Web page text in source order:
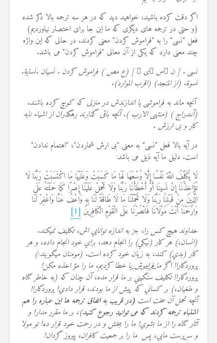
اگر دقت کرده باشید، خواهید دید که در هر سه ترجمه بالا ذکر شده
(و حتی در ترجمه های دیگری که ما این جا برای اختصار نیاوردیم)
فعل "نسی" را به "فراموش کردن" معنی کردند. در حالی که این واژه
چند معنی دارد که یکی از آن معانی "فراموش کردن" می باشد.
نسی . [ ن َس ْی ْ ] (ع مص ) فراموش کردن . نسیان .نسایة.
نسوة. (از المنجد) (اقرب الموارد).
آنچه ماند به فراموشی یا اندازندش در منزلی که کوچ کرده باشند.
(آنندراج ) (منتهی الارب ). آنچه باقی گذارند رهگذران از اشیاء نابه
کار و بی ارزش .
در آیه بالا فعل "نسی" به معنی "بی ارش شماردن"، "اهتمام ندادن"
است. دلیل ما آیه ذیل می باشد:
لَا يُكَلِّفُ اللَّهُ نَفْسًا إِلَّا وُسْعَهَا لَهَا مَا كَسَبَتْ وَعَلَيْهَا مَا اكْتَسَبَتْ رَبَّنَا لَا
تُؤَاخِذْنَا إِنْ نَسِينَا أَوْ أَخْطَأْنَا رَبَّنَا وَلَا تَحْمِلْ عَلَيْنَا إِصْرًا كَمَا حَمَلْتَهُ عَلَى
الَّذِينَ مِنْ قَبْلِنَا رَبَّنَا وَلَا تُحَمِّلْنَا مَا لَا طَاقَةَ لَنَا بِهِ وَاعْفُ عَنَّا وَاغْفِرْ لَنَا
وَارْحَمْنَا أَنْتَ مَوْلَانَا فَانْصُرْنَا عَلَى الْقَوْمِ الْكَافِرِينَ [1]
خداوند هيچ كس را، جز به اندازه توانايي اش، تكليف نمي‏كند.
(انسان،) هر كار (نيكي) را انجام دهد، براي خود انجام داده، و هر
كار (بدي) كند، به زيان خود كرده است. (مومنان مي‏گويند:)
پروردگارا! اگر مافراموشيا خطا كرديم، ما را مؤ اخذه مكن!
پروردگارا! تكليف سنگيني بر ما قرار مده، آن چنان كه (به خاطر گناه
و طغيان،) بر كساني كه پيش از ما بودند، قرار دادي! پروردگارا!
آنچه تحمل آن سخت است (در قریب به اتفاق ترجمه ها این عباره را هم
اشتباه ترجمه کردند که می توانید رجوع کنید)، بر ما مقرر مدار! و
آثار گناه را از ما بشوي! ما را ببخش و در رحمت خود قرار ده! تو مولا
و سرپرست مايي، پس ‍ ما را بر جمعيت كافران، پيروز گردان!